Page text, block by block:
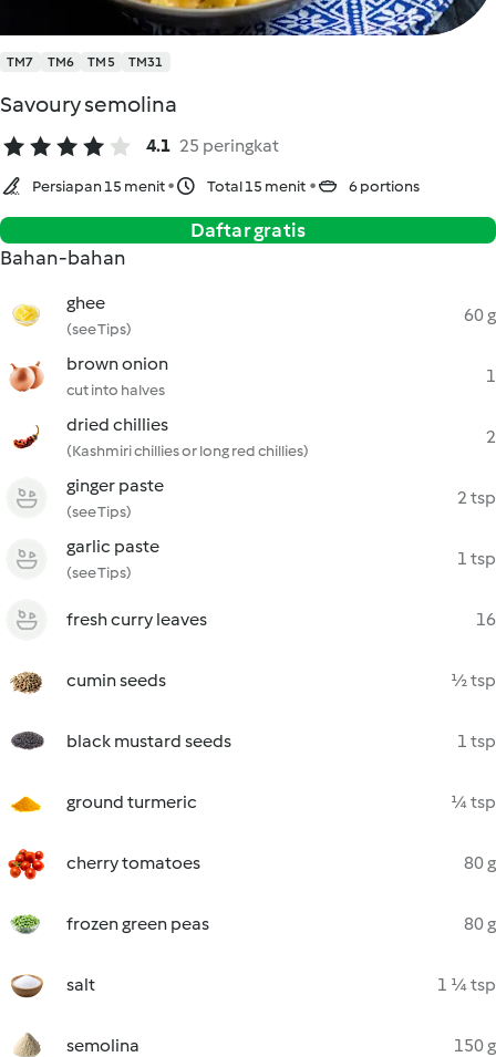
TM7 TM6 TM5 TM31
Savoury semolina
4.1 25 peringkat
Persiapan 15 menit Total 15 menit 6 portions
Daftar gratis
Bahan-bahan
ghee
(see Tips)
60 g
brown onion
cut into halves
1
dried chillies
(Kashmiri chillies or long red chillies)
2
ginger paste
(see Tips)
2 tsp
garlic paste
(see Tips)
1 tsp
fresh curry leaves 16
cumin seeds ½ tsp
black mustard seeds 1 tsp
ground turmeric ¼ tsp
cherry tomatoes 80 g
frozen green peas 80 g
salt 1 ¼ tsp
semolina 150 g